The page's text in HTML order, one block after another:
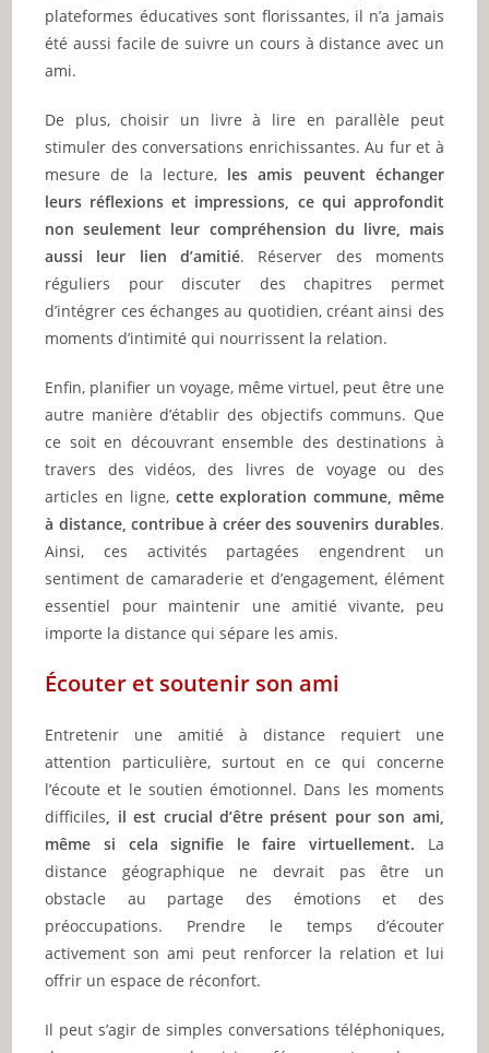
plateformes éducatives sont florissantes, il n’a jamais
été aussi facile de suivre un cours à distance avec un
ami.
De plus, choisir un livre à lire en parallèle peut
stimuler des conversations enrichissantes. Au fur et à
mesure de la lecture, les amis peuvent échanger
leurs réflexions et impressions, ce qui approfondit
non seulement leur compréhension du livre, mais
aussi leur lien d’amitié. Réserver des moments
réguliers pour discuter des chapitres permet
d’intégrer ces échanges au quotidien, créant ainsi des
moments d’intimité qui nourrissent la relation.
Enfin, planifier un voyage, même virtuel, peut être une
autre manière d’établir des objectifs communs. Que
ce soit en découvrant ensemble des destinations à
travers des vidéos, des livres de voyage ou des
articles en ligne, cette exploration commune, même
à distance, contribue à créer des souvenirs durables.
Ainsi, ces activités partagées engendrent un
sentiment de camaraderie et d’engagement, élément
essentiel pour maintenir une amitié vivante, peu
importe la distance qui sépare les amis.
Écouter et soutenir son ami
Entretenir une amitié à distance requiert une
attention particulière, surtout en ce qui concerne
l’écoute et le soutien émotionnel. Dans les moments
difficiles , il est crucial d’être présent pour son ami,
même si cela signifie le faire virtuellement. La
distance géographique ne devrait pas être un
obstacle au partage des émotions et des
préoccupations. Prendre le temps d’écouter
activement son ami peut renforcer la relation et lui
offrir un espace de réconfort.
Il peut s’agir de simples conversations téléphoniques,